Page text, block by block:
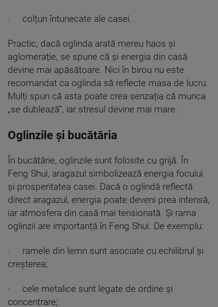
· colțuri întunecate ale casei.
Practic, dacă oglinda arată mereu haos și
aglomerație, se spune că și energia din casă
devine mai apăsătoare. Nici în birou nu este
recomandat ca oglinda să reflecte masa de lucru.
Mulți spun că asta poate crea senzația că munca
„se dublează”, iar stresul devine mai mare.
Oglinzile și bucătăria
În bucătărie, oglinzile sunt folosite cu grijă. În
Feng Shui, aragazul simbolizează energia focului
și prosperitatea casei. Dacă o oglindă reflectă
direct aragazul, energia poate deveni prea intensă,
iar atmosfera din casă mai tensionată. Și rama
oglinzii are importanță în Feng Shui. De exemplu:
· ramele din lemn sunt asociate cu echilibrul și
creșterea;
· cele metalice sunt legate de ordine și
concentrare;